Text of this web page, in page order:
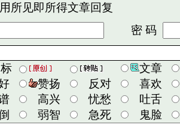
用所见即所得文章回复
密 码
文章
赞扬 反对
喜欢
高兴 忧愁
吐舌
弱智 急死 鬼脸